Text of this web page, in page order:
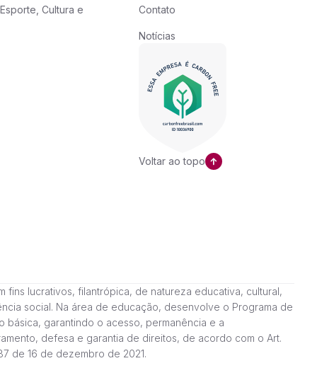
Cultura e
Contato
Notícias
Voltar ao topo
fins lucrativos, filantrópica, de natureza educativa, cultural,
social. Na área de educação, desenvolve o Programa de
básica, garantindo o acesso, permanência e a
defesa e garantia de direitos, de acordo com o Art.
de 16 de dezembro de 2021.